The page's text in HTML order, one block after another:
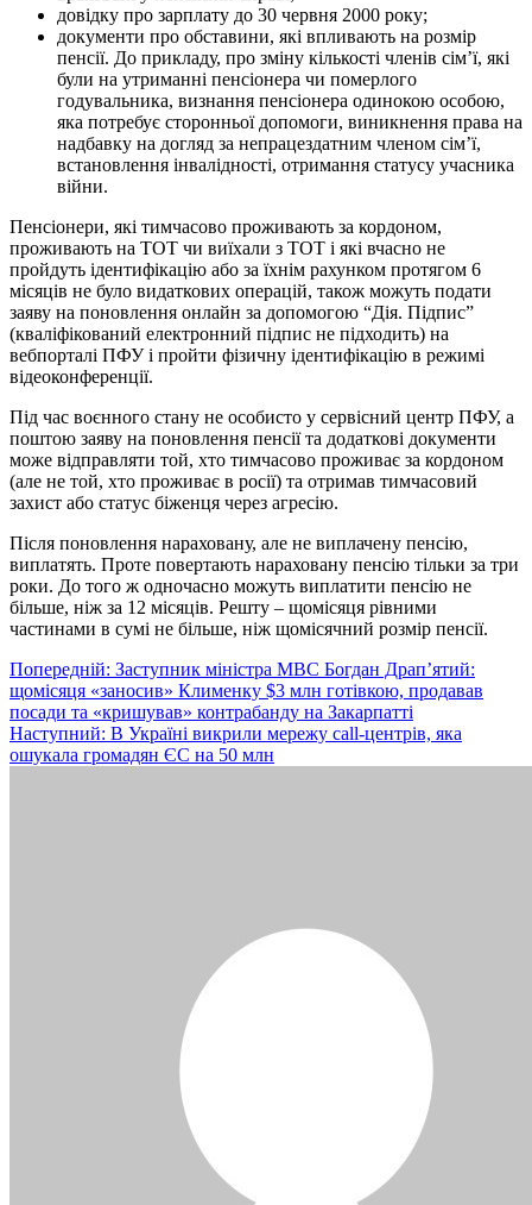
довідку про зарплату до 30 червня 2000 року;
документи про обставини, які впливають на розмір
пенсії. До прикладу, про зміну кількості членів сім’ї, які
були на утриманні пенсіонера чи померлого
годувальника, визнання пенсіонера одинокою особою,
яка потребує сторонньої допомоги, виникнення права на
надбавку на догляд за непрацездатним членом сім’ї,
встановлення інвалідності, отримання статусу учасника
війни.
Пенсіонери, які тимчасово проживають за кордоном,
проживають на ТОТ чи виїхали з ТОТ і які вчасно не
пройдуть ідентифікацію або за їхнім рахунком протягом 6
місяців не було видаткових операцій, також можуть подати
заяву на поновлення онлайн за допомогою “Дія. Підпис”
(кваліфікований електронний підпис не підходить) на
вебпорталі ПФУ і пройти фізичну ідентифікацію в режимі
відеоконференції.
Під час воєнного стану не особисто у сервісний центр ПФУ, а
поштою заяву на поновлення пенсії та додаткові документи
може відправляти той, хто тимчасово проживає за кордоном
(але не той, хто проживає в росії) та отримав тимчасовий
захист або статус біженця через агресію.
Після поновлення нараховану, але не виплачену пенсію,
виплатять. Проте повертають нараховану пенсію тільки за три
роки. До того ж одночасно можуть виплатити пенсію не
більше, ніж за 12 місяців. Решту – щомісяця рівними
частинами в сумі не більше, ніж щомісячний розмір пенсії.
Навігація
записів
Попередній: Заступник міністра МВС Богдан Драп’ятий:
щомісяця «заносив» Клименку $3 млн готівкою, продавав
посади та «кришував» контрабанду на Закарпатті
Наступний: В Україні викрили мережу call-центрів, яка
ошукала громадян ЄС на 50 млн